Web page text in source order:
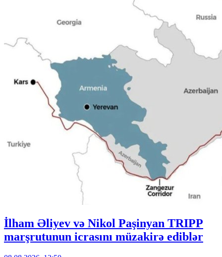
İlham Əliyev və Nikol Paşinyan TRIPP
marşrutunun icrasını müzakirə ediblər